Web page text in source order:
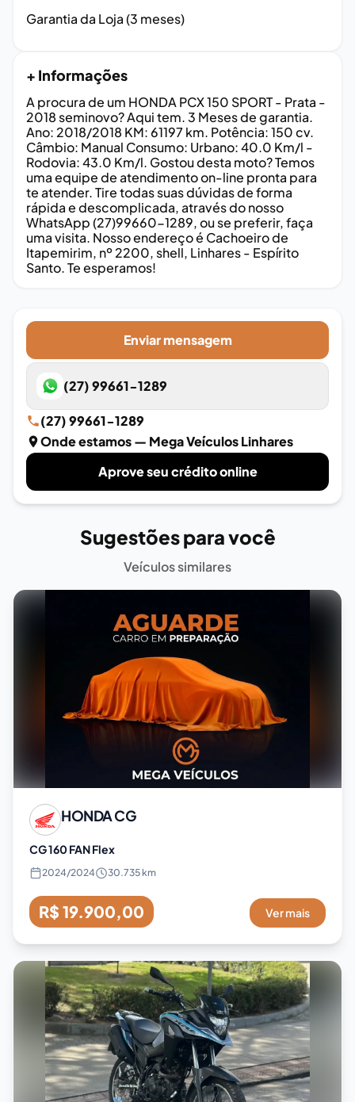
Garantia da Loja (3 meses)
+ Informações
A procura de um HONDA PCX 150 SPORT - Prata -
2018 seminovo? Aqui tem. 3 Meses de garantia.
Ano: 2018/2018 KM: 61197 km. Potência: 150 cv.
Câmbio: Manual Consumo: Urbano: 40.0 Km/l -
Rodovia: 43.0 Km/l. Gostou desta moto? Temos
uma equipe de atendimento on-line pronta para
te atender. Tire todas suas dúvidas de forma
rápida e descomplicada, através do nosso
WhatsApp (27)99660-1289, ou se preferir, faça
uma visita. Nosso endereço é Cachoeiro de
Itapemirim, nº 2200, shell, Linhares - Espírito
Santo. Te esperamos!
Enviar mensagem
(27) 99661-1289
(27) 99661-1289
Onde estamos— Mega Veículos Linhares
Aprove seu crédito online
Sugestões para você
Veículos similares
HONDACG
CG 160 FAN Flex
2024/2024 30.735 km
R$ 19.900,00 Ver mais